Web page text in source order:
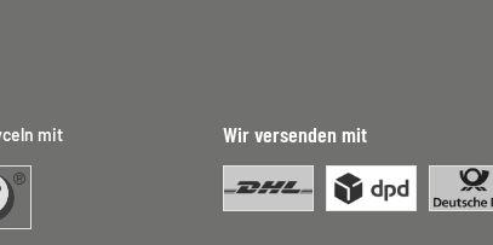
mit Wir versenden mit